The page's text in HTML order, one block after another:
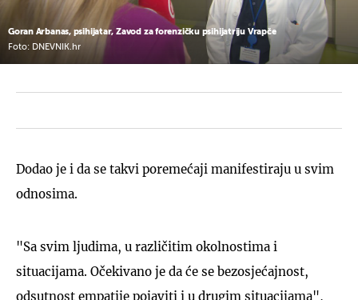
Goran Arbanas, psihijatar, Zavod za forenzičku psihijatriju Vrapče
Foto: DNEVNIK.hr
Dodao je i da se takvi poremećaji manifestiraju u svim
odnosima.
"Sa svim ljudima, u različitim okolnostima i
situacijama. Očekivano je da će se bezosjećajnost,
odsutnost empatije pojaviti i u drugim situacijama",